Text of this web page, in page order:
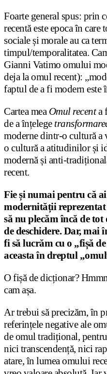
Foarte general spus: prin
recentă este epoca în
sociale și morale au ca
timpul/temporalitatea.
Gianni Vatimo omului
deja la omul recent):
faptul de a fi modern este
Cartea mea Omul recenta
de a înțelege
moderne dintr-o cultură
o cultură a atitudinilor și
modernă și anti-
recent.
Fie și numai pentru că
modernității reprezentat
să nu plecăm încă de
de deschidere. Dar, mai
fi să lucrăm cu o „fișă
aceasta în dreptul
O fișă de dicționar?
cam așa.
Ar trebui să precizăm, în
referințele negative ale
de omul tradițional,
nici transcendență, nici
atare, în lumea omului